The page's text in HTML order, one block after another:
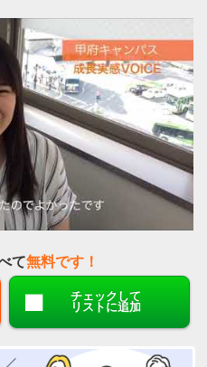
て無料です！
チェックして
リストに追加